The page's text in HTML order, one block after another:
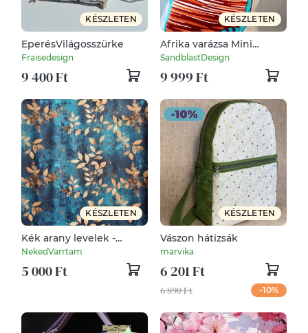
KÉSZLETEN
EperésVilágosszürke
Fraisedesign
9 400 Ft
KÉSZLETEN
Afrika varázsa Mini
hátizsák türkizkék
gyöngyvászon/terrakotta
SandblastDesign
9 999 Ft
KÉSZLETEN
Kék arany levelek -
vízhatlan gyöngyvászon
NekedVarrtam
5 000 Ft
KÉSZLETEN
Vászon hátizsák
marvika
6 201 Ft
6 890 Ft -10%